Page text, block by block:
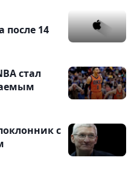
после 14
стал
с